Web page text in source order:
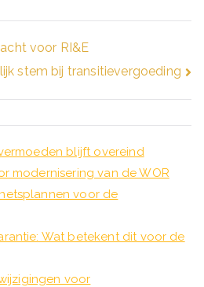
voor RI&E
stem bij transitievergoeding
blijft overeind
modernisering van de WOR
voor de
Wat betekent dit voor de
voor